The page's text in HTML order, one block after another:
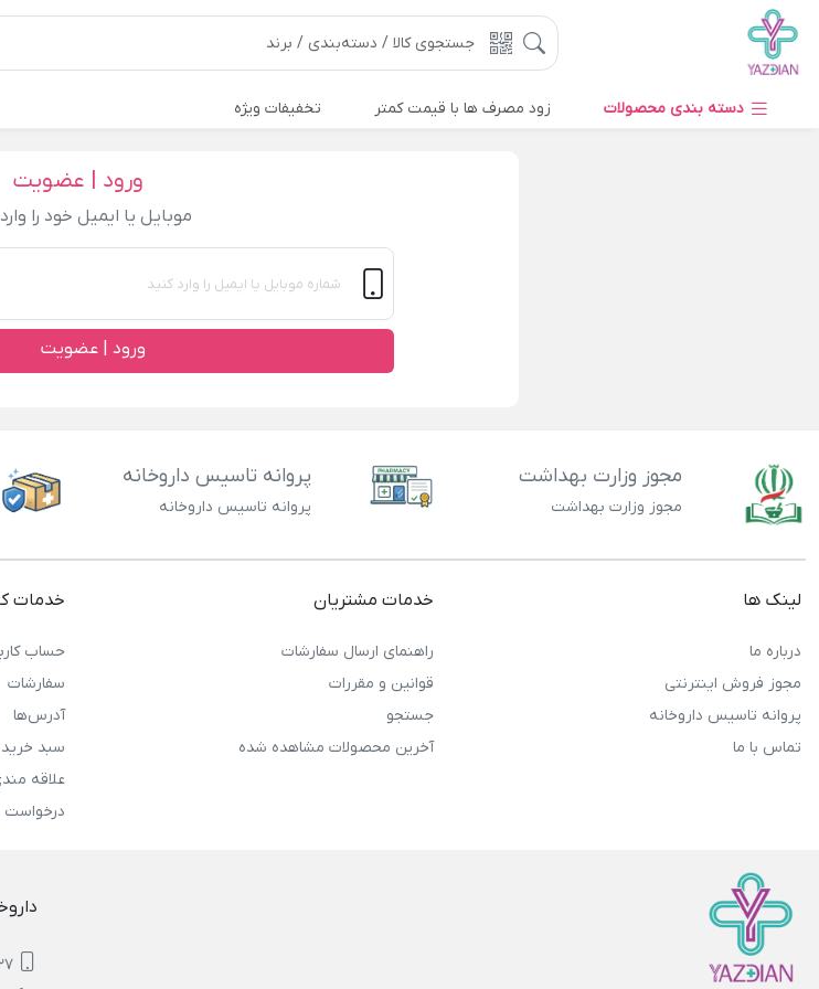
دسته بندی محصولات زود مصرف ها با قیمت کمتر تخفیفات ویژه
ورود | عضویت
موبایل یا ایمیل خود را
ورود | عضویت
مجوز وزارت بهداشت
مجوز وزارت بهداشت
پروانه تاسیس داروخانه
پروانه تاسیس داروخانه
لینک ها
درباره ما
مجوز فروش اینترنتی
پروانه تاسیس داروخانه
تماس با ما
خدمات مشتریان
راهنمای ارسال سفارشات
قوانین و مقررات
جستجو
آخرین محصولات مشاهده شده
خدمات
حساب
سفارشات
آدرس‌ها
سبد خرید
علاقه
درخواست